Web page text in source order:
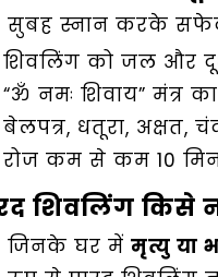
सुबह स्नान करके सफेद
शिवलिंग को जल और
“ॐ नमः शिवाय” मंत्र
बेलपत्र, धतूरा, अक्षत,
रोज कम से कम 10
शिवलिंग किसे
जिनके घर में मृत्यु या